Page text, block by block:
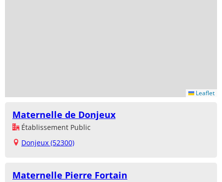
Leaflet
Maternelle de Donjeux
Établissement Public
Donjeux (52300)
Maternelle Pierre Fortain